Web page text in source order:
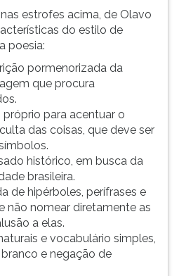
estrofes acima, de Olavo
do estilo de
poesia:
pormenorizada da
que procura
para acentuar o
das coisas, que deve ser
histórico, em busca da
brasileira.
de hipérboles, perífrases e
não nomear diretamente as
a elas.
e vocabulário simples,
e negação de